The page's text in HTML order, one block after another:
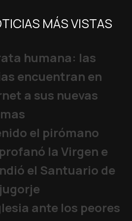
MÁS VISTAS
humana: las
encuentran en
a sus nuevas
el pirómano
la Virgen e
el Santuario de
ante los peores